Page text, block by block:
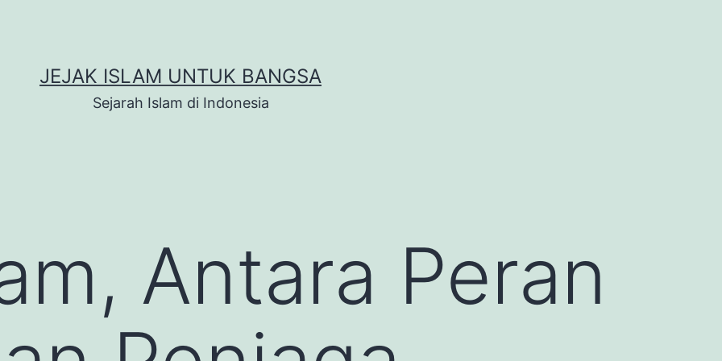
JEJAK ISLAM UNTUK BANGSA
Sejarah Islam di Indonesia
Antara Peran